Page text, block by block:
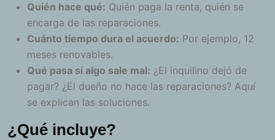
Quién hace qué: Quién paga la renta, quién se
encarga de las reparaciones.
Cuánto tiempo dura el acuerdo: Por ejemplo, 12
meses renovables.
Qué pasa si algo sale mal: ¿El inquilino dejó de
pagar? ¿El dueño no hace las reparaciones? Aquí
se explican las soluciones.
¿Qué incluye?